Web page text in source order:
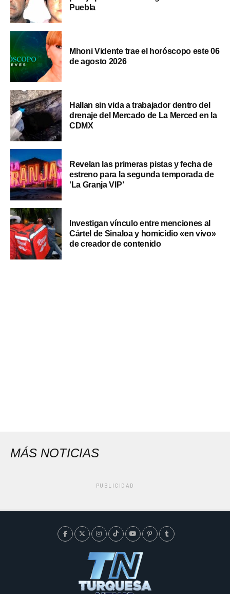
Puebla
Mhoni Vidente trae el horóscopo este 06
de agosto 2026
Hallan sin vida a trabajador dentro del
drenaje del Mercado de La Merced en la
CDMX
Revelan las primeras pistas y fecha de
estreno para la segunda temporada de
‘La Granja VIP’
Investigan vínculo entre menciones al
Cártel de Sinaloa y homicidio «en vivo»
de creador de contenido
MÁS NOTICIAS
PUBLICIDAD